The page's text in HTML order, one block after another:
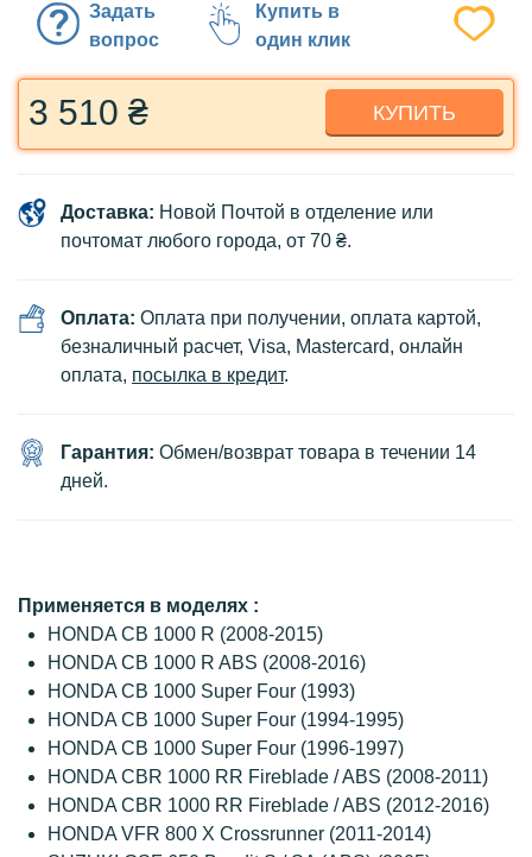
Задать
вопрос
Купить в
один клик
3 510 ₴ КУПИТЬ
Доставка: Новой Почтой в отделение или
почтомат любого города, от 70 ₴.
Оплата: Оплата при получении, оплата картой,
безналичный расчет, Visa, Mastercard, онлайн
оплата, посылка в кредит.
Гарантия: Обмен/возврат товара в течении 14
дней.
Применяется в моделях :
HONDA CB 1000 R (2008-2015)
HONDA CB 1000 R ABS (2008-2016)
HONDA CB 1000 Super Four (1993)
HONDA CB 1000 Super Four (1994-1995)
HONDA CB 1000 Super Four (1996-1997)
HONDA CBR 1000 RR Fireblade / ABS (2008-2011)
HONDA CBR 1000 RR Fireblade / ABS (2012-2016)
HONDA VFR 800 X Crossrunner (2011-2014)